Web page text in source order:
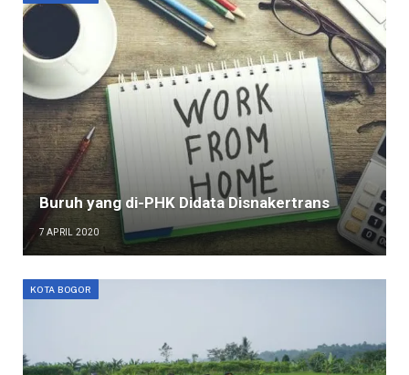
Buruh yang di-PHK Didata Disnakertrans
7 APRIL 2020
KOTA BOGOR